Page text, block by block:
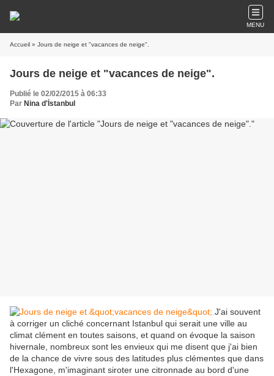
MENU
Accueil » Jours de neige et "vacances de neige".
Jours de neige et "vacances de neige".
Publié le 02/02/2015 à 06:33
Par Nina d'İstanbul
J'ai souvent
à corriger un cliché concernant Istanbul qui serait une ville au
climat clément en toutes saisons, et quand on évoque la saison
hivernale, nombreux sont les envieux qui me disent que j'ai bien
de la chance de vivre sous des latitudes plus clémentes que dans
l'Hexagone, m'imaginant siroter une citronnade au bord d'une